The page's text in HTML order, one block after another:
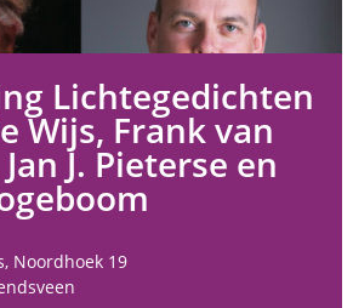
Lichtegedichten
Wijs, Frank van
J. Pieterse en
Noordhoek 19